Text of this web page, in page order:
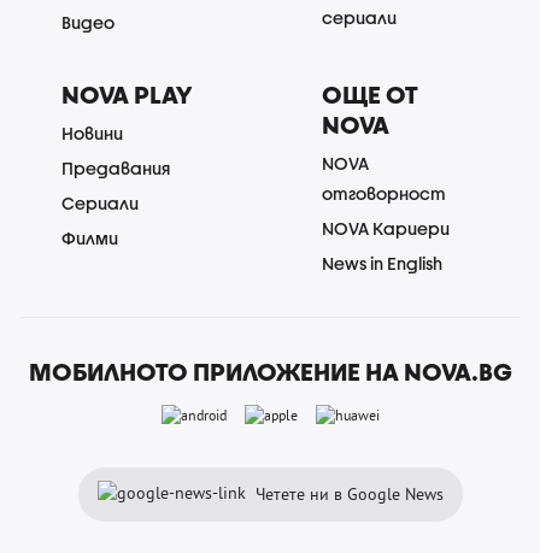
Видео
сериали
NOVA PLAY
Новини
Предавания
Сериали
Филми
ОЩЕ ОТ
NOVA
NOVA
отговорност
NOVA Кариери
News in English
МОБИЛНОТО ПРИЛОЖЕНИЕ НА NOVA.BG
Четете ни в Google News